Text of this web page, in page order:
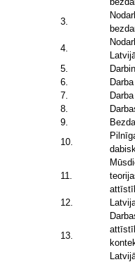
3.
4.
5.
6.
7.
8.
9.
10.
11.
12.
13.